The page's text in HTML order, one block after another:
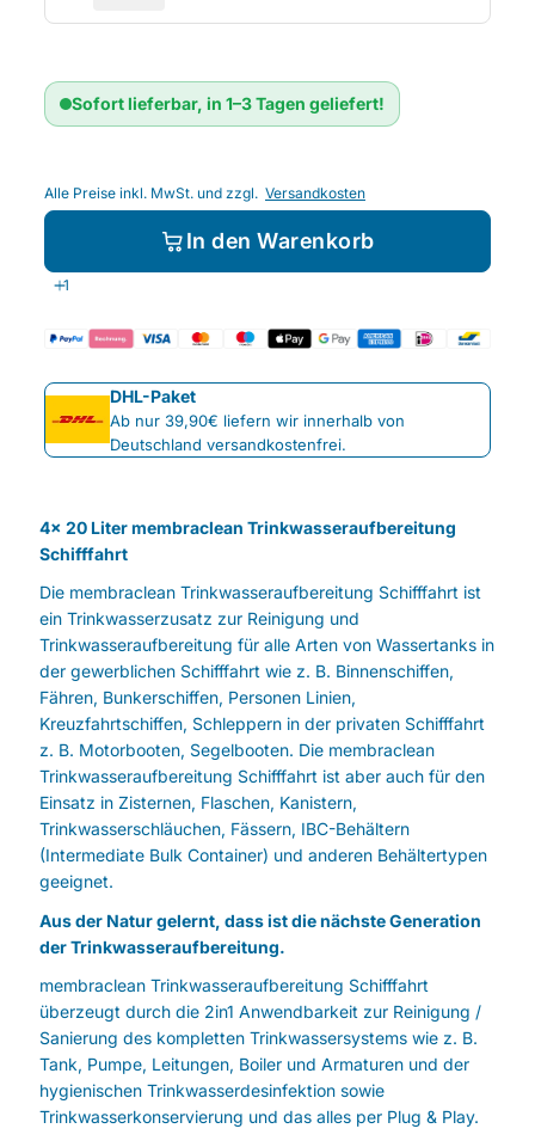
Sofort lieferbar, in 1–3 Tagen geliefert!
Alle Preise inkl. MwSt. und zzgl. Versandkosten
In den Warenkorb
DHL-Paket
Ab nur 39,90€ liefern wir innerhalb von
Deutschland versandkostenfrei.
4x 20 Liter membraclean Trinkwasseraufbereitung
Schifffahrt
Die membraclean Trinkwasseraufbereitung Schifffahrt ist
ein Trinkwasserzusatz zur Reinigung und
Trinkwasseraufbereitung für alle Arten von Wassertanks in
der gewerblichen Schifffahrt wie z. B. Binnenschiffen,
Fähren, Bunkerschiffen, Personen Linien,
Kreuzfahrtschiffen, Schleppern in der privaten Schifffahrt
z. B. Motorbooten, Segelbooten. Die membraclean
Trinkwasseraufbereitung Schifffahrt ist aber auch für den
Einsatz in Zisternen, Flaschen, Kanistern,
Trinkwasserschläuchen, Fässern, IBC-Behältern
(Intermediate Bulk Container) und anderen Behältertypen
geeignet.
Aus der Natur gelernt, dass ist die nächste Generation
der Trinkwasseraufbereitung.
membraclean Trinkwasseraufbereitung Schifffahrt
überzeugt durch die 2in1 Anwendbarkeit zur Reinigung /
Sanierung des kompletten Trinkwassersystems wie z. B.
Tank, Pumpe, Leitungen, Boiler und Armaturen und der
hygienischen Trinkwasserdesinfektion sowie
Trinkwasserkonservierung und das alles per Plug & Play.